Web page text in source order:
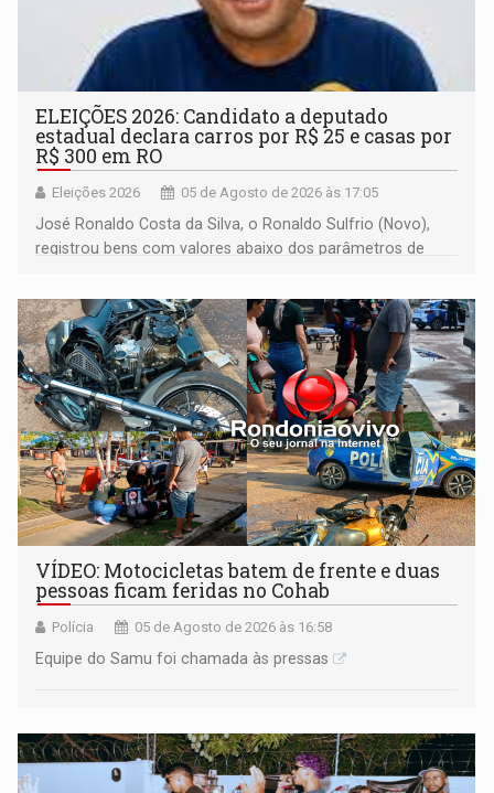
ELEIÇÕES 2026: Candidato a deputado
estadual declara carros por R$ 25 e casas por
R$ 300 em RO
Eleições 2026 05 de Agosto de 2026 às 17:05
José Ronaldo Costa da Silva, o Ronaldo Sulfrio (Novo),
registrou bens com valores abaixo dos parâmetros de
milhões
VÍDEO: Motocicletas batem de frente e duas
pessoas ficam feridas no Cohab
Polícia 05 de Agosto de 2026 às 16:58
Equipe do Samu foi chamada às pressas